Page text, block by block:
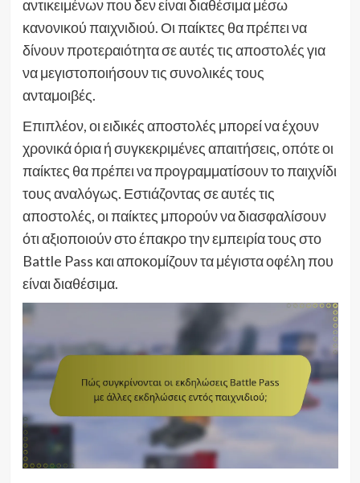
αντικειμένων που δεν είναι διαθέσιμα μέσω
κανονικού παιχνιδιού. Οι παίκτες θα πρέπει να
δίνουν προτεραιότητα σε αυτές τις αποστολές για
να μεγιστοποιήσουν τις συνολικές τους
ανταμοιβές.
Επιπλέον, οι ειδικές αποστολές μπορεί να έχουν
χρονικά όρια ή συγκεκριμένες απαιτήσεις, οπότε οι
παίκτες θα πρέπει να προγραμματίσουν το παιχνίδι
τους αναλόγως. Εστιάζοντας σε αυτές τις
αποστολές, οι παίκτες μπορούν να διασφαλίσουν
ότι αξιοποιούν στο έπακρο την εμπειρία τους στο
Battle Pass και αποκομίζουν τα μέγιστα οφέλη που
είναι διαθέσιμα.